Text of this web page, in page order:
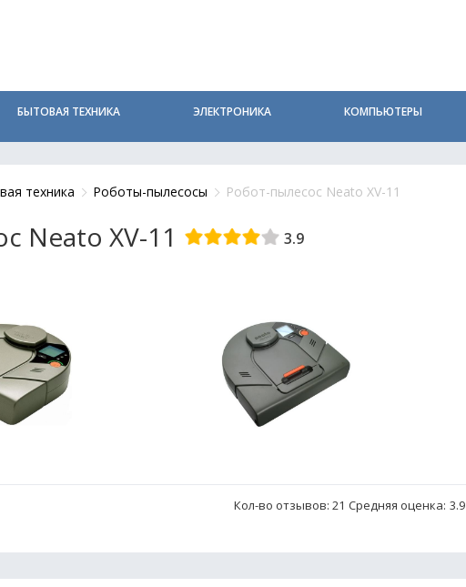
БЫТОВАЯ ТЕХНИКА ЭЛЕКТРОНИКА КОМПЬЮТЕРЫ
техника Роботы-пылесосы Робот-пылесос Neato XV-11
Neato XV-11 3.9
Кол-во отзывов: 21 Средняя оценка: 3.9